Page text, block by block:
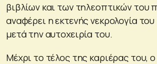
βιβλίων και των τηλεοπτικών του
αναφέρει η εκτενής νεκρολογία
μετά την αυτοχειρία του.
Μέχρι το τέλος της καριέρας του,